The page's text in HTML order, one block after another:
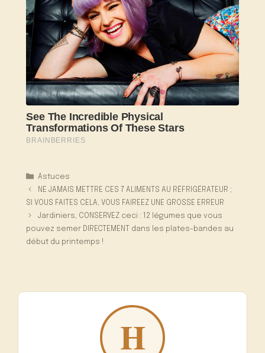
Catégories
Astuces
NE JAMAIS METTRE CES 7 ALIMENTS AU RÉFRIGÉRATEUR ;
SI VOUS FAITES CELA, VOUS FAIREEZ UNE GROSSE ERREUR
Jardiniers, CONSERVEZ ceci : 12 légumes que vous
pouvez semer DIRECTEMENT dans les plates-bandes au
début du printemps !